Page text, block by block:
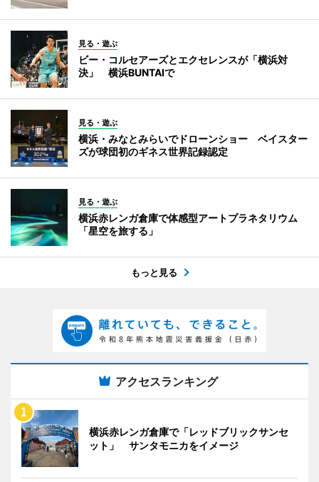
見る・遊ぶ
ビー・コルセアーズとエクセレンスが「横浜対
決」 横浜BUNTAIで
見る・遊ぶ
横浜・みなとみらいでドローンショー ベイスター
ズが球団初のギネス世界記録認定
見る・遊ぶ
横浜赤レンガ倉庫で体感型アートプラネタリウム
「星空を旅する」
もっと見る
アクセスランキング
横浜赤レンガ倉庫で「レッドブリックサンセ
ット」 サンタモニカをイメージ